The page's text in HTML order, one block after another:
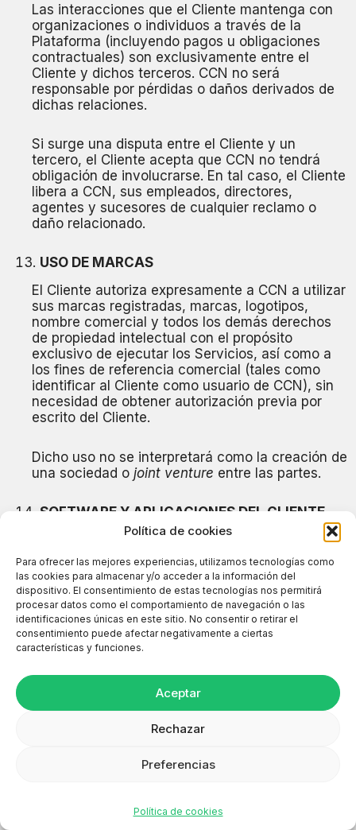
Polí­tica de cookies
Para ofrecer las mejores experiencias, utilizamos tecnologías como
las cookies para almacenar y/o acceder a la información del
dispositivo. El consentimiento de estas tecnologías nos permitirá
procesar datos como el comportamiento de navegación o las
identificaciones únicas en este sitio. No consentir o retirar el
consentimiento puede afectar negativamente a ciertas
características y funciones.
Aceptar
Rechazar
Preferencias
Política de cookies
Las interacciones que el Cliente mantenga con
organizaciones o individuos a través de la
Plataforma (incluyendo pagos u obligaciones
contractuales) son exclusivamente entre el
Cliente y dichos terceros. CCN no será
responsable por pérdidas o daños derivados de
dichas relaciones.
Si surge una disputa entre el Cliente y un
tercero, el Cliente acepta que CCN no tendrá
obligación de involucrarse. En tal caso, el Cliente
libera a CCN, sus empleados, directores,
agentes y sucesores de cualquier reclamo o
daño relacionado.
USO DE MARCAS
El Cliente autoriza expresamente a CCN a utilizar
sus marcas registradas, marcas, logotipos,
nombre comercial y todos los demás derechos
de propiedad intelectual con el propósito
exclusivo de ejecutar los Servicios, así como a
los fines de referencia comercial (tales como
identificar al Cliente como usuario de CCN), sin
necesidad de obtener autorización previa por
escrito del Cliente.
Dicho uso no se interpretará como la creación de
una sociedad o joint venture entre las partes.
SOFTWARE Y APLICACIONES DEL CLIENTE
El Cliente declara contar con las licencias
necesarias para el uso del software, programas y
aplicaciones necesarias para la prestación de los
Servicios. Asimismo, mantendrá indemne a CCN
frente a cualquier reclamo de terceros
relacionado con la legalidad de dicho uso o de
los materiales provistos por el Cliente y a los que
ha dado acceso a CCN.
incumplimiento de sus obligaciones
fortuito o fuerza mayor.
En tales circunstancias, la Parte afectada deberá
notificar inmediatamente a la otra Parte sobre el